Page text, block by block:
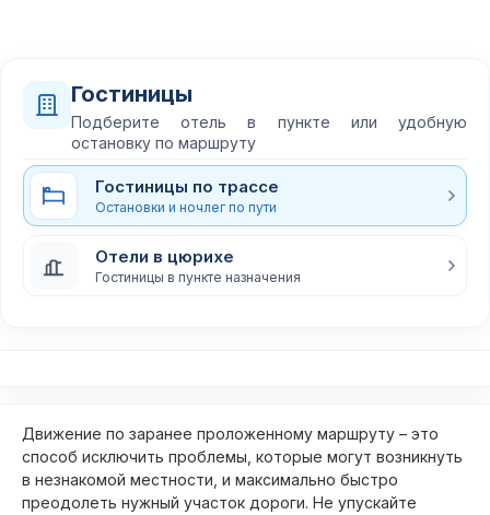
Гостиницы
Подберите отель в пункте или удобную
остановку по маршруту
Гостиницы по трассе
Остановки и ночлег по пути
Отели в цюрихе
Гостиницы в пункте назначения
Движение по заранее проложенному маршруту – это
способ исключить проблемы, которые могут возникнуть
в незнакомой местности, и максимально быстро
преодолеть нужный участок дороги. Не упускайте